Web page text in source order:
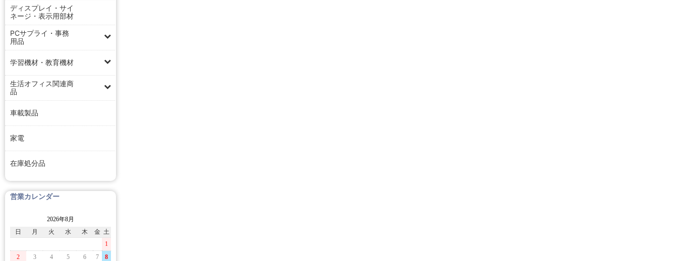
ディスプレイ・サイ
ネージ・表示用部材
PCサプライ・事務
用品
学習機材・教育機材
生活オフィス関連商
品
車載製品
家電
在庫処分品
営業カレンダー
2026年8月
日
月 火 水 木 金 土
1
2
3 4 5 6 7
8